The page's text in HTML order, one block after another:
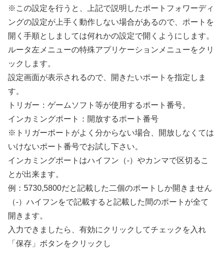
※この設定を行うと、上記で説明したポートフォワーディ
ングの設定が上手く動作しない場合があるので、ポートを
開く手順としましては何れかの設定で開くようにします。
ルータ左メニューの特殊アプリケーションメニューをクリ
ックします。
設定画面が表示されるので、開きたいポートを指定しま
す。
トリガー：ゲームソフト等が使用するポート番号。
インカミングポート：開放するポート番号
※トリガーポートがよく分からない場合、開放しなくては
いけないポート番号でお試し下さい。
インカミングポートはハイフン（-）やカンマで区切るこ
とが出来ます。
例：5730,5800だと記載した二個のポートしか開きません
（-）ハイフンをで記載すると記載した間のポートが全て
開きます。
入力できましたら、有効にクリックしてチェックを入れ
「保存」ボタンをクリックし